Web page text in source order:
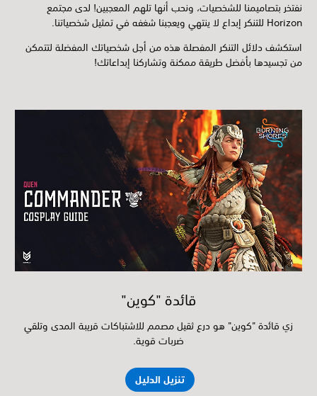
نفتخر بتصاميمنا للشخصيات، ونحب أنها تلهم المعجبين! لدى مجتمع
Horizon للتنكر إبداع لا ينتهي ويعجبنا شغفه في تمثيل شخصياتنا.
استكشف دلائل التنكر المفصلة هذه من أجل شخصياتك المفضلة لتتمكن
من تجسيدها بأفضل طريقة ممكنة وتشاركنا إبداعاتك!
قائدة "كوين"
زي قائدة "كوين" هو درع ثقيل مصمم للاشتباكات قريبة المدى وتلقي
ضربات قوية.
تنزيل الدليل